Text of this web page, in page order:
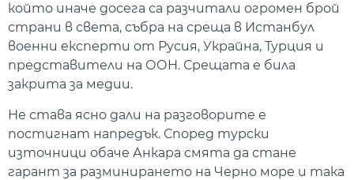
който иначе досега са разчитали огромен брой
страни в света, събра на среща в Истанбул
военни експерти от Русия, Украйна, Турция и
представители на ООН. Срещата е била
закрита за медии.
Не става ясно дали на разговорите е
постигнат напредък. Според турски
източници обаче Анкара смята да стане
гарант за разминирането на Черно море и така